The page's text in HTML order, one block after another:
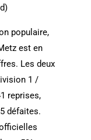
populaire,
est en
Les deux
1 /
reprises,
défaites.